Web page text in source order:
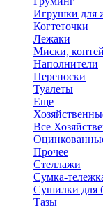
Игрушки для
Когтеточки
Лежаки
Миски,
Наполнители
Переноски
Туалеты
Еще
Все
Прочее
Стеллажи
Сумка-
Сушилки для
Тазы